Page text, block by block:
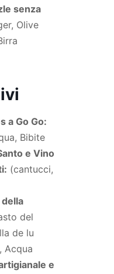
senza
Olive
a Go Go:
Bibite
e Vino
(cantucci,
della
del
de lu
Acqua
e